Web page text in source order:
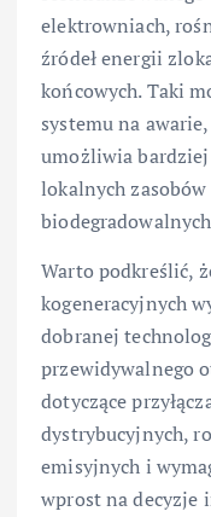
elektrowniach,
źródeł energii
końcowych. Taki
systemu na
umożliwia
lokalnych
Warto podkreślić,
kogeneracyjnych
dobranej
przewidywalnego
dotyczące
dystrybucyjnych,
emisyjnych i
wprost na decyzje